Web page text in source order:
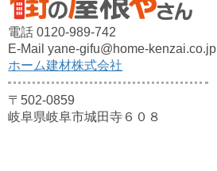
電話 0120-989-742
E-Mail yane-gifu@home-kenzai.co.jp
ホーム建材株式会社
〒502-0859
岐阜県岐阜市城田寺６０８